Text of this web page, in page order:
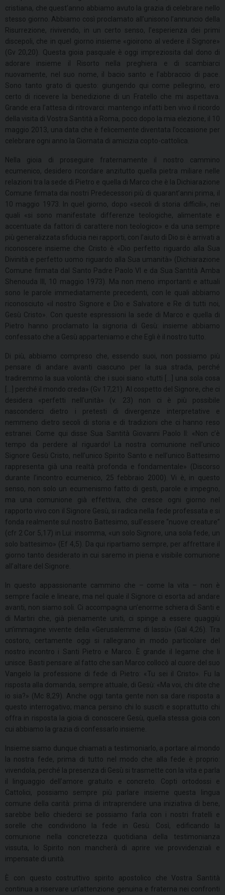
cristiana, che quest’anno abbiamo avuto la grazia di celebrare nello
stesso giorno. Abbiamo così proclamato all’unisono l’annuncio della
Risurrezione, rivivendo, in un certo senso, l’esperienza dei primi
discepoli, che in quel giorno insieme «gioirono al vedere il Signore»
(Gv 20,20). Questa gioia pasquale è oggi impreziosita dal dono di
adorare insieme il Risorto nella preghiera e di scambiarci
nuovamente, nel suo nome, il bacio santo e l’abbraccio di pace.
Sono tanto grato di questo: giungendo qui come pellegrino, ero
certo di ricevere la benedizione di un Fratello che mi aspettava.
Grande era l’attesa di ritrovarci: mantengo infatti ben vivo il ricordo
della visita di Vostra Santità a Roma, poco dopo la mia elezione, il 10
maggio 2013, una data che è felicemente diventata l’occasione per
celebrare ogni anno la Giornata di amicizia copto-cattolica.
Nella gioia di proseguire fraternamente il nostro cammino
ecumenico, desidero ricordare anzitutto quella pietra miliare nelle
relazioni tra la sede di Pietro e quella di Marco che è la Dichiarazione
Comune firmata dai nostri Predecessori più di quarant’anni prima, il
10 maggio 1973. In quel giorno, dopo «secoli di storia difficili», nei
quali «si sono manifestate differenze teologiche, alimentate e
accentuate da fattori di carattere non teologico» e da una sempre
più generalizzata sfiducia nei rapporti, con l’aiuto di Dio si è arrivati a
riconoscere insieme che Cristo è «Dio perfetto riguardo alla Sua
Divinità e perfetto uomo riguardo alla Sua umanità» (Dichiarazione
Comune firmata dal Santo Padre Paolo VI e da Sua Santità Amba
Shenouda III, 10 maggio 1973). Ma non meno importanti e attuali
sono le parole immediatamente precedenti, con le quali abbiamo
riconosciuto «il nostro Signore e Dio e Salvatore e Re di tutti noi,
Gesù Cristo». Con queste espressioni la sede di Marco e quella di
Pietro hanno proclamato la signoria di Gesù: insieme abbiamo
confessato che a Gesù apparteniamo e che Egli è il nostro tutto.
Di più, abbiamo compreso che, essendo suoi, non possiamo più
pensare di andare avanti ciascuno per la sua strada, perché
tradiremmo la sua volontà: che i suoi siano «tutti […] una sola cosa
[…] perché il mondo creda» (Gv 17,21). Al cospetto del Signore, che ci
desidera «perfetti nell’unità» (v. 23) non ci è più possibile
nasconderci dietro i pretesti di divergenze interpretative e
nemmeno dietro secoli di storia e di tradizioni che ci hanno reso
estranei. Come qui disse Sua Santità Giovanni Paolo II: «Non c’è
tempo da perdere al riguardo! La nostra comunione nell’unico
Signore Gesù Cristo, nell’unico Spirito Santo e nell’unico Battesimo
rappresenta già una realtà profonda e fondamentale» (Discorso
durante l’incontro ecumenico, 25 febbraio 2000). Vi è, in questo
senso, non solo un ecumenismo fatto di gesti, parole e impegno,
ma una comunione già effettiva, che cresce ogni giorno nel
rapporto vivo con il Signore Gesù, si radica nella fede professata e si
fonda realmente sul nostro Battesimo, sull’essere “nuove creature”
(cfr 2 Cor 5,17) in Lui: insomma, «un solo Signore, una sola fede, un
solo battesimo» (Ef 4,5). Da qui ripartiamo sempre, per affrettare il
giorno tanto desiderato in cui saremo in piena e visibile comunione
all’altare del Signore.
In questo appassionante cammino che – come la vita – non è
sempre facile e lineare, ma nel quale il Signore ci esorta ad andare
avanti, non siamo soli. Ci accompagna un’enorme schiera di Santi e
di Martiri che, già pienamente uniti, ci spinge a essere quaggiù
un’immagine vivente della «Gerusalemme di lassù» (Gal 4,26). Tra
costoro, certamente oggi si rallegrano in modo particolare del
nostro incontro i Santi Pietro e Marco. È grande il legame che li
unisce. Basti pensare al fatto che san Marco collocò al cuore del suo
Vangelo la professione di fede di Pietro: «Tu sei il Cristo». Fu la
risposta alla domanda, sempre attuale, di Gesù: «Ma voi, chi dite che
io sia?» (Mc 8,29). Anche oggi tanta gente non sa dare risposta a
questo interrogativo; manca persino chi lo susciti e soprattutto chi
offra in risposta la gioia di conoscere Gesù, quella stessa gioia con
cui abbiamo la grazia di confessarlo insieme.
Insieme siamo dunque chiamati a testimoniarlo, a portare al mondo
la nostra fede, prima di tutto nel modo che alla fede è proprio:
vivendola, perché la presenza di Gesù si trasmette con la vita e parla
il linguaggio dell’amore gratuito e concreto. Copti ortodossi e
Cattolici, possiamo sempre più parlare insieme questa lingua
comune della carità: prima di intraprendere una iniziativa di bene,
sarebbe bello chiederci se possiamo farla con i nostri fratelli e
sorelle che condividono la fede in Gesù. Così, edificando la
comunione nella concretezza quotidiana della testimonianza
vissuta, lo Spirito non mancherà di aprire vie provvidenziali e
impensate di unità.
È con questo costruttivo spirito apostolico che Vostra Santità
continua a riservare un’attenzione genuina e fraterna nei confronti